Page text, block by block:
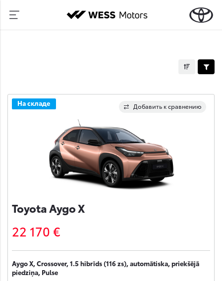
Добавить к сравнению
На складе
Toyota Aygo X
22 170 €
Aygo X, Crossover, 1.5 hibrīds (116 zs), automātiska, priekšējā
piedziņa, Pulse